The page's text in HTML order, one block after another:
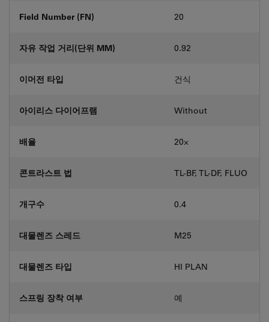
Field Number (FN) 20
자유 작업 거리(단위 MM) 0.92
이머전 타입 건식
아이리스 다이어프램 Without
배율 20⨉
콘트라스트 법 TL-BF, TL-DF, FLUO
개구수 0.4
대물렌즈 스레드 M25
대물렌즈 타입 HI PLAN
스프링 장착 여부 예